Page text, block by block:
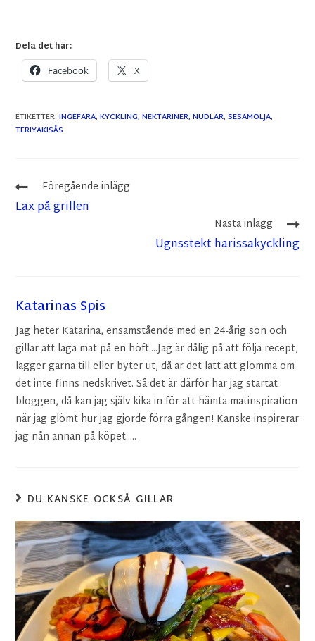
Dela det här:
Facebook X
ETIKETTER:INGEFÄRA, KYCKLING, NEKTARINER, NUDLAR, SESAMOLJA,
TERIYAKISÅS
Föregående inlägg
Lax på grillen
Nästa inlägg
Ugnsstekt harissakyckling
Katarinas Spis
Jag heter Katarina, ensamstående med en 24-årig son och
gillar att laga mat på en höft....Jag är dålig på att följa recept,
lägger gärna till eller byter ut, då är det lätt att glömma om
det inte finns nedskrivet. Så det är därför har jag startat
bloggen, då kan jag själv kika in för att hämta matinspiration
när jag glömt hur jag gjorde förra gången! Kanske inspirerar
jag nån annan på köpet.....
DU KANSKE OCKSÅ GILLAR